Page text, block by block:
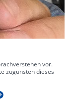
vor.
zugunsten dieses